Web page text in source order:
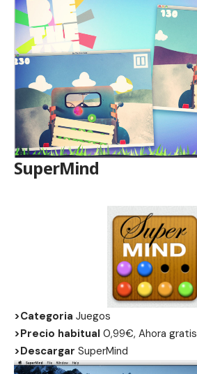
SuperMind
>Categoria Juegos
>Precio habitual 0,99€, Ahora gratis
>Descargar SuperMind